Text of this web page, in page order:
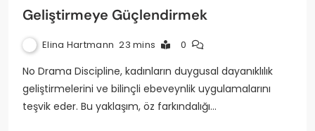
Geliştirmeye Güçlendirmek
Elina Hartmann 23 mins 0
No Drama Discipline, kadınların duygusal dayanıklılık
geliştirmelerini ve bilinçli ebeveynlik uygulamalarını
teşvik eder. Bu yaklaşım, öz farkındalığı…